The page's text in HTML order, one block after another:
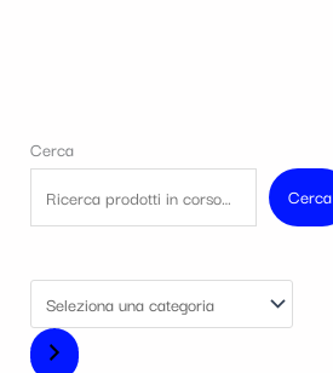
Cerca
Cerca